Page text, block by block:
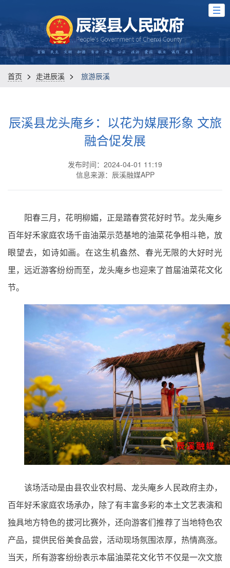
首页 > 走进辰溪 > 旅游辰溪
辰溪县龙头庵乡：以花为媒展形象 文旅
融合促发展
发布时间：2024-04-01 11:19
信息来源：辰溪融媒APP
阳春三月，花明柳媚，正是踏春赏花好时节。龙头庵乡
百年好禾家庭农场千亩油菜示范基地的油菜花争相斗艳，放
眼望去，如诗如画。在这生机盎然、春光无限的大好时光
里，远近游客纷纷而至，龙头庵乡也迎来了首届油菜花文化
节。
该场活动是由县农业农村局、龙头庵乡人民政府主办，
百年好禾家庭农场承办，除了有丰富多彩的本土文艺表演和
独具地方特色的拔河比赛外，还向游客们推荐了当地特色农
产品，提供民俗美食品尝，活动现场氛围浓厚，热情高涨。
当天，所有游客纷纷表示本届油菜花文化节不仅是一次文旅